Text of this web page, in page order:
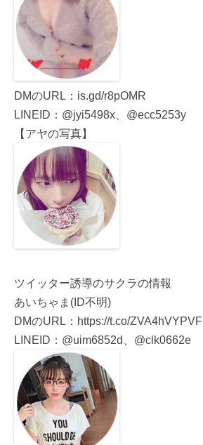
DMのURL：is.gd/r8pOMR
LINEID：@jyi5498x、@ecc5253y
【アヤの写真】
ツイッター誘導のサクラの情報
あいちゃま(ID不明)
DMのURL：https://t.co/ZVA4hVYPVF
LINEID：@uim6852d、@clk0662e